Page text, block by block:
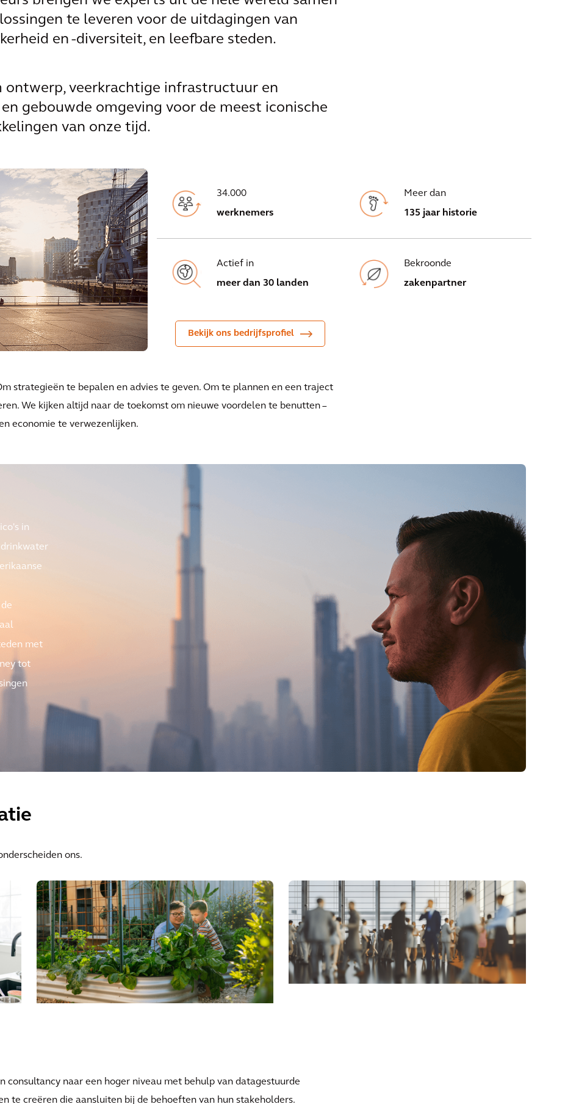
te leveren voor de uitdagingen van
en -diversiteit, en leefbare steden.
ontwerp, veerkrachtige infrastructuur en
gebouwde omgeving voor de meest iconische
van onze tijd.
34.000
werknemers
Meer dan
135 jaar historie
Actief in
meer dan 30 landen
Bekroonde
zakenpartner
Bekijk ons bedrijfsprofiel
strategieën te bepalen en advies te geven. Om te plannen en een traject
We kijken altijd naar de toekomst om nieuwe voordelen te benutten –
economie te verwezenlijken.
in
met
tot
ons.
consultancy naar een hoger niveau met behulp van datagestuurde
te creëren die aansluiten bij de behoeften van hun stakeholders.